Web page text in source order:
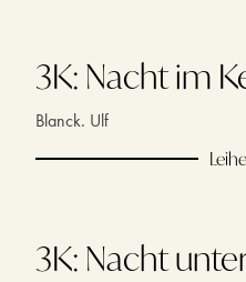
3K: Nacht im
Blanck. Ulf
3K: Nacht